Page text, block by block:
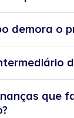
demora o
que